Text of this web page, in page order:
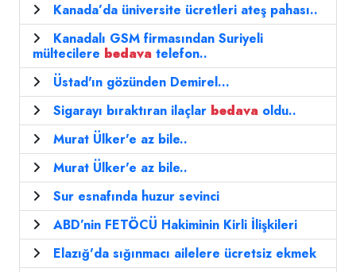
Kanada’da üniversite ücretleri ateş pahası..
Kanadalı GSM firmasından Suriyeli
mültecilere bedava telefon..
Üstad'ın gözünden Demirel...
Sigarayı bıraktıran ilaçlar bedava oldu..
Murat Ülker'e az bile..
Murat Ülker'e az bile..
Sur esnafında huzur sevinci
ABD’nin FETÖCÜ Hakiminin Kirli İlişkileri
Elazığ'da sığınmacı ailelere ücretsiz ekmek